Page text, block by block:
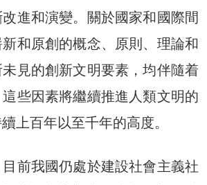
進和演變。關於國家和國際間
和原創的概念、原則、理論和
見的創新文明要素，均伴隨着
些因素將繼續推進人類文明的
上百年以至千年的高度。
前我國仍處於建設社會主義社